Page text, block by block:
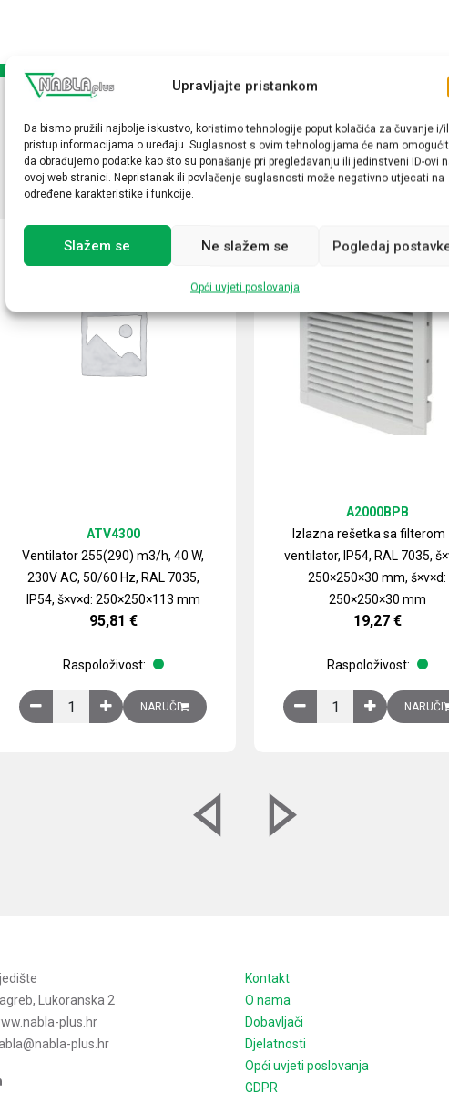
Upravljajte pristankom
Da bismo pružili najbolje iskustvo, koristimo tehnologije poput kolačića za čuvanje i/
pristup informacijama o uređaju. Suglasnost s ovim tehnologijama će nam
da obrađujemo podatke kao što su ponašanje pri pregledavanju ili jedinstveni ID-ovi
ovoj web stranici. Nepristanak ili povlačenje suglasnosti može negativno utjecati na
određene karakteristike i funkcije.
Slažem se Ne slažem se Pogledaj
Opći uvjeti poslovanja
galvanizirani čelični lim količina
Ventilator 255(290) m3/h, 40 W,
230V AC, 50/60 Hz, RAL 7035,
IP54, š×v×d: 250×250×113 mm
ATV4300
95,81 €
Raspoloživost:
Ventilator 255(290) m3/h, 40 W, 230V AC, 50/60 Hz, RAL 7035,
NARUČI
Izlazna rešetka sa filterom
ventilator, IP54, RAL 7035,
250×250×30 mm, š×v×d:
250×250×30 mm
A2000BPB
19,27 €
Raspoloživost:
Izlazna rešetka saNARUČI
Lukoranska 2
plus.hr
plus.hr
Kontakt
O nama
Dobavljači
Djelatnosti
Opći uvjeti poslovanja
GDPR